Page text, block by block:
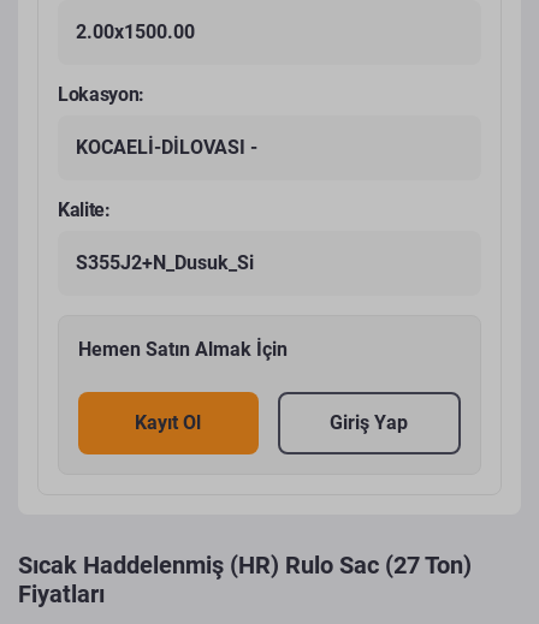
2.00x1500.00
Lokasyon:
KOCAELİ-DİLOVASI -
Kalite:
S355J2+N_Dusuk_Si
Hemen Satın Almak İçin
Kayıt Ol Giriş Yap
Sıcak Haddelenmiş (HR) Rulo Sac (27 Ton)
Fiyatları